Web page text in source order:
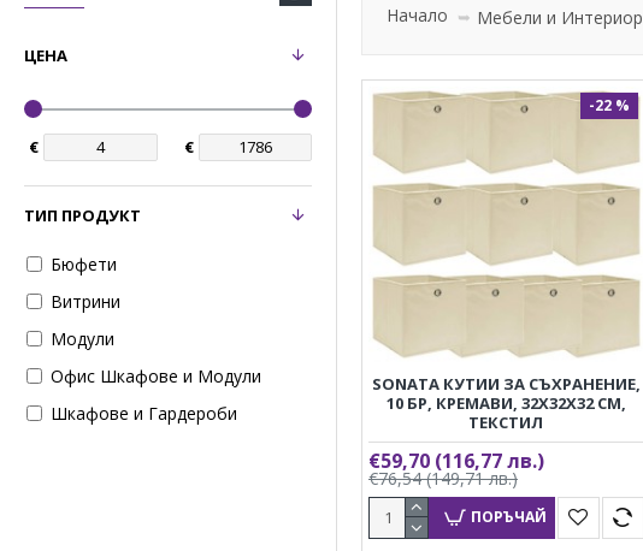
ЦЕНА
€ €
ТИП ПРОДУКТ
Бюфети
Витрини
Модули
Офис Шкафове и Модули
Шкафове и Гардероби
Начало Мебели и Интериор
-22 %
SONATA КУТИИ ЗА СЪХРАНЕНИЕ,
10 БР, КРЕМАВИ, 32X32X32 СМ,
ТЕКСТИЛ
€59,70 (116,77 лв.)
€76,54(149,71 лв.)
ПОРЪЧАЙ